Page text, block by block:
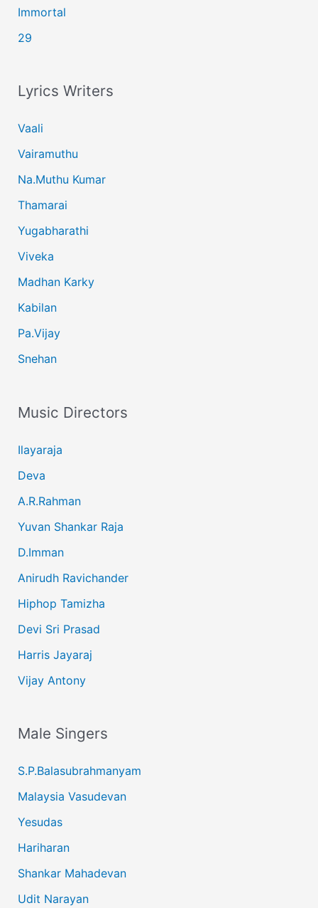
Immortal
29
Lyrics Writers
Vaali
Vairamuthu
Na.Muthu Kumar
Thamarai
Yugabharathi
Viveka
Madhan Karky
Kabilan
Pa.Vijay
Snehan
Music Directors
Ilayaraja
Deva
A.R.Rahman
Yuvan Shankar Raja
D.Imman
Anirudh Ravichander
Hiphop Tamizha
Devi Sri Prasad
Harris Jayaraj
Vijay Antony
Male Singers
S.P.Balasubrahmanyam
Malaysia Vasudevan
Yesudas
Hariharan
Shankar Mahadevan
Udit Narayan